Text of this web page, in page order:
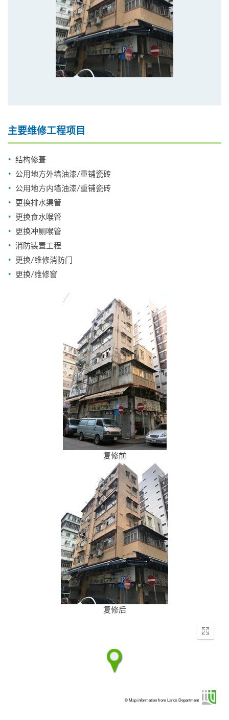
主要维修工程项目
结构修葺
公用地方外墙油漆/重铺瓷砖
公用地方内墙油漆/重铺瓷砖
更换排水渠管
更换食水喉管
更换冲厕喉管
消防装置工程
更换/维修消防门
更换/维修窗
复修前
复修后
Enter
© Map information from Lands Department